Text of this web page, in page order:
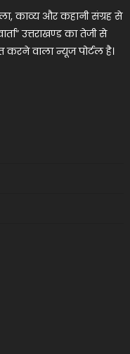
काव्य और कहानी संग्रह से
उत्तराखण्ड का तेजी से
करने वाला न्यूज पोर्टल है।